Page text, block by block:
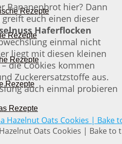
Rezepte
Rezepte
Rezepte
Rezepte
Rezepte
Bananenbrot hier? Dann
euch einen dieser
Haferflocken
einmal nicht
liegt mit diesen kleinen
die Cookies kommen
Zuckerersatzstoffe aus.
auch einmal probieren
Oats Cookies | Bake to